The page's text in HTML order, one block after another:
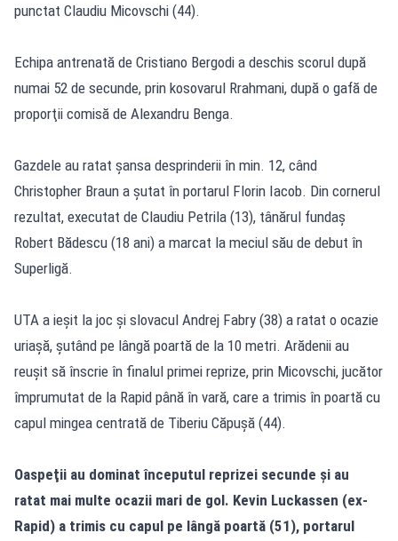
punctat Claudiu Micovschi (44).
Echipa antrenată de Cristiano Bergodi a deschis scorul după
numai 52 de secunde, prin kosovarul Rrahmani, după o gafă de
proporţii comisă de Alexandru Benga.
Gazdele au ratat şansa desprinderii în min. 12, când
Christopher Braun a şutat în portarul Florin Iacob. Din cornerul
rezultat, executat de Claudiu Petrila (13), tânărul fundaş
Robert Bădescu (18 ani) a marcat la meciul său de debut în
Superligă.
UTA a ieşit la joc şi slovacul Andrej Fabry (38) a ratat o ocazie
uriaşă, şutând pe lângă poartă de la 10 metri. Arădenii au
reuşit să înscrie în finalul primei reprize, prin Micovschi, jucător
împrumutat de la Rapid până în vară, care a trimis în poartă cu
capul mingea centrată de Tiberiu Căpuşă (44).
Oaspeţii au dominat începutul reprizei secunde şi au
ratat mai multe ocazii mari de gol. Kevin Luckassen (ex-
Rapid) a trimis cu capul pe lângă poartă (51), portarul